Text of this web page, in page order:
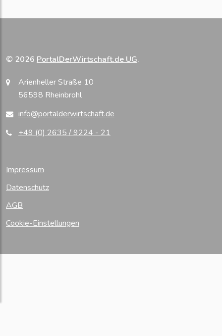
© 2026 PortalDerWirtschaft.de UG.
Arienheller Straße 10
56598 Rheinbrohl
info@portalderwirtschaft.de
+49 (0) 2635 / 9224 - 21
Impressum
Datenschutz
AGB
Cookie-Einstellungen